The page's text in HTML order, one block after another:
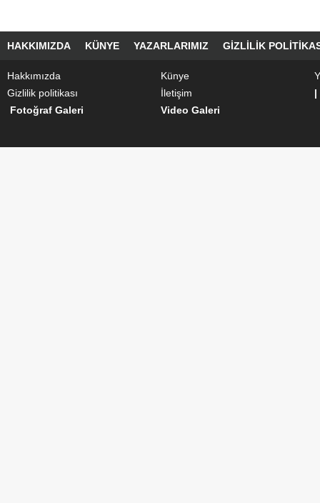
HAKKIMIZDA KÜNYE YAZARLARIMIZ GIZLILIK
Hakkımızda Künye
Gizlilik politikası
İletişim
|
Fotoğraf Galeri
Video Galeri